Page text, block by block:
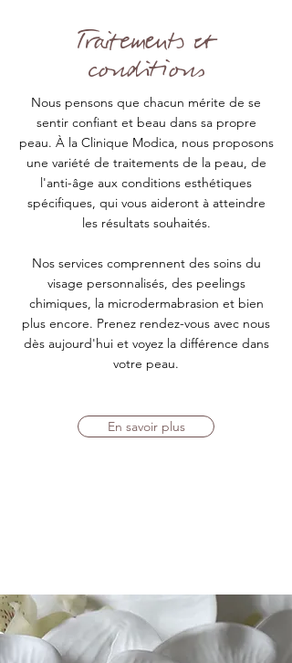
Traitements et
conditions
Nous pensons que chacun mérite de se
sentir confiant et beau dans sa propre
peau. À la Clinique Modica, nous proposons
une variété de traitements de la peau, de
l'anti-âge aux conditions esthétiques
spécifiques, qui vous aideront à atteindre
les résultats souhaités.
Nos services comprennent des soins du
visage personnalisés, des peelings
chimiques, la microdermabrasion et bien
plus encore. Prenez rendez-vous avec nous
dès aujourd'hui et voyez la différence dans
votre peau.
En savoir plus